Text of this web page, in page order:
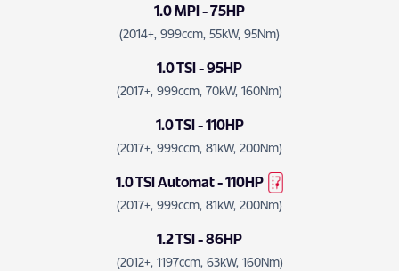
1.0 MPI - 75HP
(2014+, 999ccm, 55kW, 95Nm)
1.0 TSI - 95HP
(2017+, 999ccm, 70kW, 160Nm)
1.0 TSI - 110HP
(2017+, 999ccm, 81kW, 200Nm)
1.0 TSI Automat - 110HP
(2017+, 999ccm, 81kW, 200Nm)
1.2 TSI - 86HP
(2012+, 1197ccm, 63kW, 160Nm)